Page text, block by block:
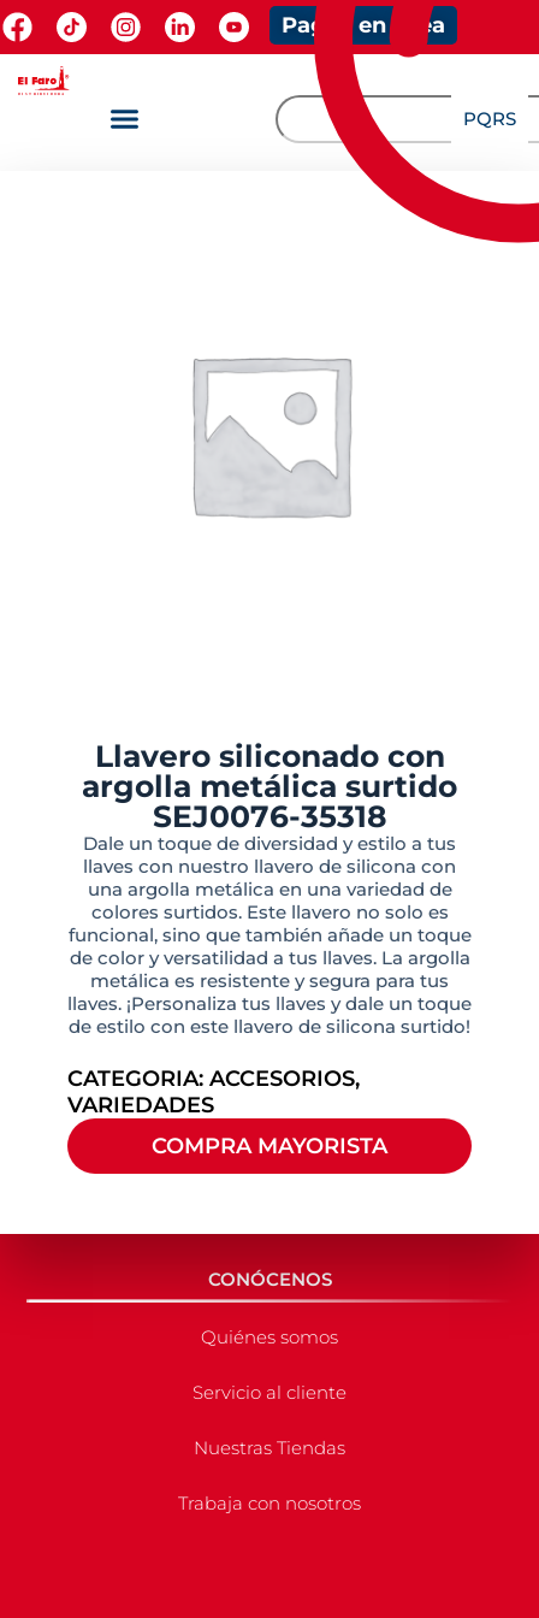
Pagos en línea
PQRS
Llavero siliconado con
argolla metálica surtido
SEJ0076-35318
Dale un toque de diversidad y estilo a tus
llaves con nuestro llavero de silicona con
una argolla metálica en una variedad de
colores surtidos. Este llavero no solo es
funcional, sino que también añade un toque
de color y versatilidad a tus llaves. La argolla
metálica es resistente y segura para tus
llaves. ¡Personaliza tus llaves y dale un toque
de estilo con este llavero de silicona surtido!
CATEGORIA: ACCESORIOS,
VARIEDADES
COMPRA MAYORISTA
CONÓCENOS
Quiénes somos
Servicio al cliente
Nuestras Tiendas
Trabaja con nosotros